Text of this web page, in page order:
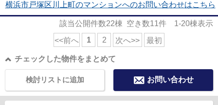
横浜市戸塚区川上町のマンションへのお問い合わせはこちら
該当公開件数22棟 空き数11件 1-20棟表示
<<前へ 1 2 次へ>> 最初
チェックした物件をまとめて
お問い合わせ
検討リストに追加